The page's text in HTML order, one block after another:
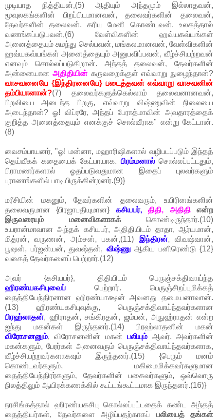
முடியாத நித்தியன்,(5) ஆதியும் அந்தமும் இல்லாதவன்,
மூவுலகங்களின் பிறப்பிடமானவன், தலைவர்களின் தலைவன்,
தேவர்களின் தலைவன், கரிய மேனி கொண்டவன், உலகத்தால்
வணங்கப்படுபவன்,(6) வேள்விகளின் ஹவ்யகவ்யங்கள்
அனைத்தையும் சுமந்து செல்பவன், மங்கலமானவன், வேள்விகளின்
ஹவ்யகவ்யங்கள் அனைத்தையும் அனுபவிப்பவன், வீழ்ச்சியற்றவன்
எனவும் சொல்லப்படுகிறான். அந்தத் தலைவன், தேவர்களின்
அன்னையானஅதிதியின் கருவறைக்குள் எவ்வாறு நுழைந்தான்?
வாசவனையே {இந்திரனையே} படைத்தவன் எவ்வாறு வாசவனின்
தம்பியானான்?(7) தலைவர்களுக்கெல்லாம் தலைவனானவன்,
பிறவியை அடைந்த பிறகு, எவ்வாறு விஷ்ணுவின் நிலையை
அடைந்தான்? ஓ! விப்ரரே, அந்தப் பேராத்மாவின் அவதாரத்தைக்
குறித்த அனைத்தையும் எனக்குச் சொல்வீராக" என்று கேட்டான்.
(8)
வைசம்பாயனர், "ஓ! மன்னா, மஹாரிஷிகளால் வழிபடப்படும் இந்தத்
தெய்வீகக் கதையைக் கேட்பாயாக. பிரம்மனால்சொல்லப்பட்டதும்,
பிராமணர்களால் ஓதப்படுவதுமான இதைப் புலவர்களும்
புராணங்களில் பாடியிருக்கின்றனர்.(9)}
மரீசியின் மகனும், தேவர்களின் தலைவரும், உயிரினங்களின்
தலைவருமான {பிரஜாபதியுமான} கசியபர், திதி, அதிதிஎன்ற
இருவரையும் மனைவிகளாகக்கொண்டிருந்தார்.(10)
உயரான்மாவான அந்தக் கசியபர், அதிதியிடம் தாதா, ஆர்யமான்,
மித்ரன், வருணன், அம்சன், பகன்,(11) இந்திரன், விவஷ்வான்,
பூஷன், பர்ஜன்யன், துவஷ்தன், விஷ்ணுஆகிய பனிரெண்டு {12}
வகைத் தேவர்களைப் பெற்றார்.(12)
அவர் {கசியபர்}, திதியிடம் பெருஞ்சக்திவாய்ந்த
ஹிரண்யகசிபுவைப் பெற்றார். பெருஞ்சிறப்புமிக்கத்
தைத்தியேந்திரனான ஹிரண்யாக்ஷன் அவனது தமையனாவான்.
(13) ஹிரண்யகசிபுவுக்கு, பெருஞ்சக்திவாய்ந்தவர்களான
பிரஹ்லாதன், ஹிராதன், சங்கிரதன், ஜம்பன், அநுஹ்ராதன் என்ற
ஐந்து மகன்கள் இருந்தனர்.(14) பிரஹ்லாதனின் மகன்
விரோசனனும், விரோசனனின் மகன்பலியும் ஆவர். அவர்களின்
மகன்களும், பேரர்கள் அனைவரும் பெருஞ்சக்திவாய்ந்தவர்களாக,
வீழ்ச்சியற்றவர்களாகவும் இருந்தனர்.(15) {பெரும் மனம்
கொண்டவர்களும், மகிமைமிக்கவர்களுமான
தைத்தியேந்திரர்களும், தேவர்களின் பகைவர்களும், ஒவ்வொரு
நிலத்திலும் ஆயிரக்கணக்கில் கூட்டங்கூட்டமாக இருந்தனர்.(16)}
நரசிங்கத்தால் ஹிரண்யகசிபு கொல்லப்பட்டதைக் கண்ட அந்தத்
தைத்தியர்கள், தேவர்களை அழிப்பதற்காகப் பலியைத் தங்கள்